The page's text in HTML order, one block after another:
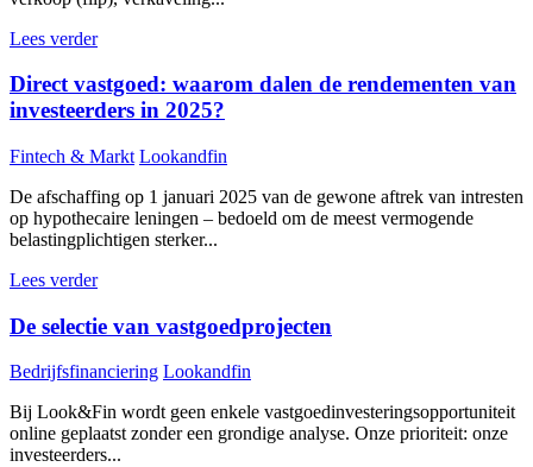
Lees verder
Direct vastgoed: waarom dalen de rendementen van
investeerders in 2025?
Fintech & Markt Lookandfin
De afschaffing op 1 januari 2025 van de gewone aftrek van intresten
op hypothecaire leningen – bedoeld om de meest vermogende
belastingplichtigen sterker...
Lees verder
De selectie van vastgoedprojecten
Bedrijfsfinanciering Lookandfin
Bij Look&Fin wordt geen enkele vastgoedinvesteringsopportuniteit
online geplaatst zonder een grondige analyse. Onze prioriteit: onze
investeerders...